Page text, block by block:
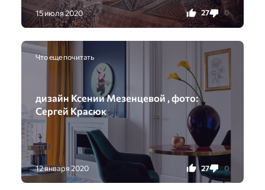
15 июля 2020 27 0
Что еще почитать
дизайн Ксении Мезенцевой , фото:
Сергей Красюк
12 января 2020 27 0